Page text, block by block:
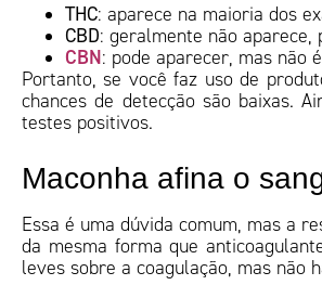
THC: aparece na maioria dos
CBD: geralmente não
CBN: pode aparecer, mas não
Portanto, se você faz uso de
chances de detecção são baixas.
testes positivos.
Maconha afina o
Essa é uma dúvida comum, mas a
da mesma forma que
leves sobre a coagulação, mas não